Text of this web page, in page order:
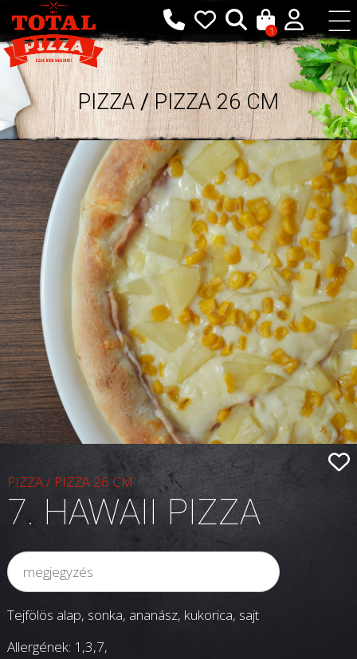
1
PIZZA/PIZZA 26 CM
PIZZA/ PIZZA 26 CM
7. HAWAII PIZZA
Tejfölös alap, sonka, ananász, kukorica, sajt
Allergének: 1,3,7,